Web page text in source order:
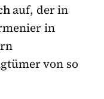
auf, der in
in
von so